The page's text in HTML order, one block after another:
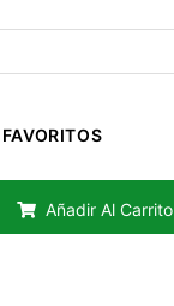
Añadir Al Carrito